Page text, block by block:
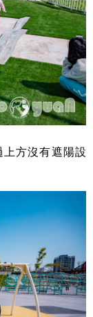
方沒有遮陽設